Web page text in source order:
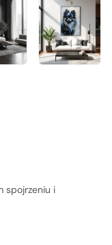
spojrzeniu i